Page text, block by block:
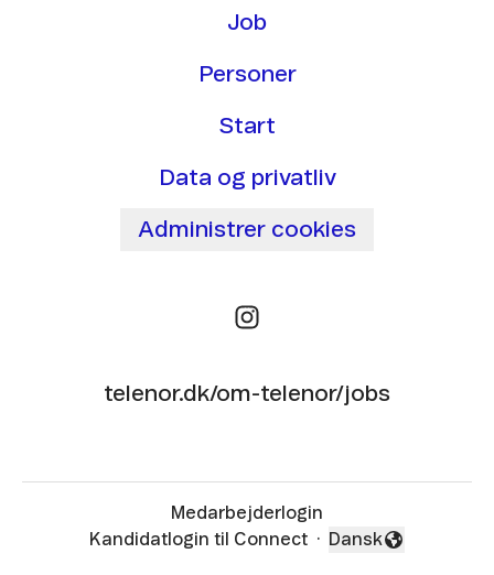
Job
Personer
Start
Data og privatliv
Administrer cookies
telenor.dk/om-telenor/jobs
Medarbejderlogin
Kandidatlogin til Connect ·
Skift sprog
Dansk